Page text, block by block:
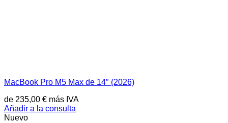
MacBook Pro M5 Max de 14″ (2026)
de 235,00 € más IVA
Añadir a la consulta
Nuevo